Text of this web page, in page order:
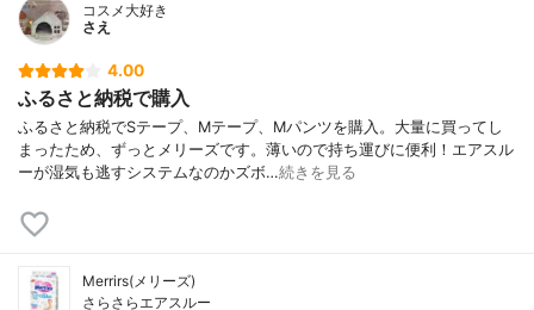
コスメ大好き
さえ
4.00
ふるさと納税で購入
ふるさと納税でSテープ、Mテープ、Mパンツを購入。大量に買ってし
まったため、ずっとメリーズです。薄いので持ち運びに便利！エアスル
ーが湿気も逃すシステムなのかズボ…続きを見る
Merrirs(メリーズ)
さらさらエアスルー